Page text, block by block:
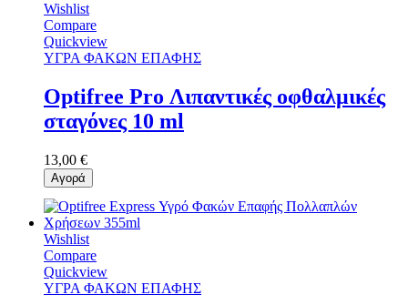
Wishlist
Compare
Quickview
ΥΓΡΑ ΦΑΚΩΝ ΕΠΑΦΗΣ
Optifree Pro Λιπαντικές οφθαλμικές
σταγόνες 10 ml
13,00 €
Αγορά
Wishlist
Compare
Quickview
ΥΓΡΑ ΦΑΚΩΝ ΕΠΑΦΗΣ